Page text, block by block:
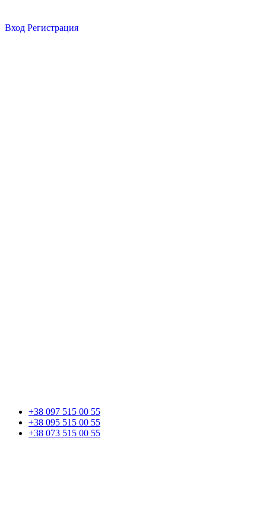
Вход Регистрация
+38 097 515 00 55
+38 095 515 00 55
+38 073 515 00 55